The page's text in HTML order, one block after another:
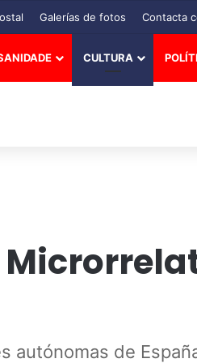
Galerías de fotos Contacta
CULTURA
autónomas de